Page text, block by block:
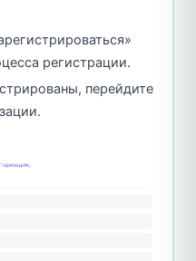
регистрации.
перейдите